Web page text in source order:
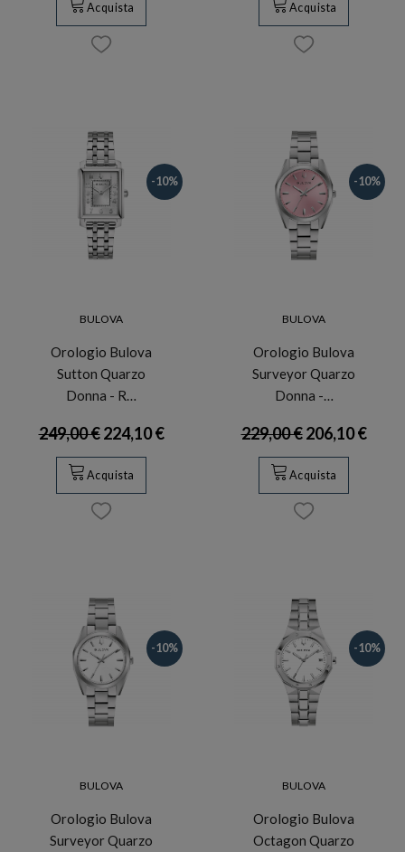
Acquista Acquista
-10%
BULOVA
Orologio Bulova
Sutton Quarzo
Donna - R…
249,00 €224,10 €
Acquista
-10%
BULOVA
Orologio Bulova
Surveyor Quarzo
Donna -…
229,00 €206,10 €
Acquista
-10%
BULOVA
Orologio Bulova
Surveyor Quarzo
-10%
BULOVA
Orologio Bulova
Octagon Quarzo